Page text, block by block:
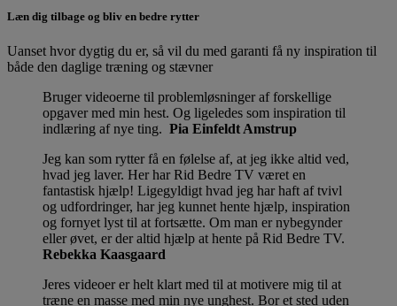
Læn dig tilbage og bliv en bedre rytter
Uanset hvor dygtig du er, så vil du med garanti få ny inspiration til
både den daglige træning og stævner
Bruger videoerne til problemløsninger af forskellige
opgaver med min hest. Og ligeledes som inspiration til
indlæring af nye ting. Pia Einfeldt Amstrup
Jeg kan som rytter få en følelse af, at jeg ikke altid ved,
hvad jeg laver. Her har Rid Bedre TV været en
fantastisk hjælp! Ligegyldigt hvad jeg har haft af tvivl
og udfordringer, har jeg kunnet hente hjælp, inspiration
og fornyet lyst til at fortsætte. Om man er nybegynder
eller øvet, er der altid hjælp at hente på Rid Bedre TV.
Rebekka Kaasgaard
Jeres videoer er helt klart med til at motivere mig til at
træne en masse med min nye unghest. Bor et sted uden